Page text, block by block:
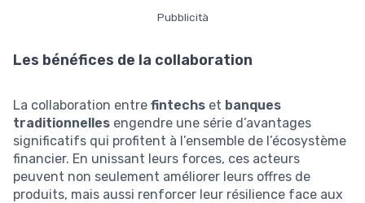
Pubblicità
Les bénéfices de la collaboration
La collaboration entre fintechs et banques
traditionnelles engendre une série d’avantages
significatifs qui profitent à l’ensemble de l’écosystème
financier. En unissant leurs forces, ces acteurs
peuvent non seulement améliorer leurs offres de
produits, mais aussi renforcer leur résilience face aux